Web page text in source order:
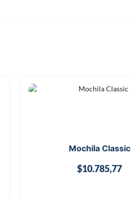
Mochila Classic
$10.785,77